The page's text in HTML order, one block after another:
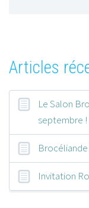
Articles
Le Salon
septembre !
Brocéliande
Invitation